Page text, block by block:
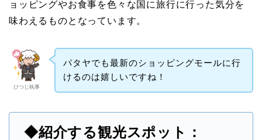
ョッピングやお食事を色々な国に旅行に行った気分を
味わえるものとなっています。
ひつじ執事
パタヤでも最新のショッピングモールに行
けるのは嬉しいですね！
◆紹介する観光スポット：